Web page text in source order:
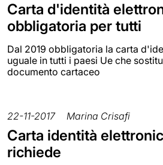
Carta d'identità
obbligatoria per tutti
Dal 2019 obbligatoria la carta
uguale in tutti i paesi Ue che
documento cartaceo
22-11-2017 Marina Crisafi
Carta identità
richiede